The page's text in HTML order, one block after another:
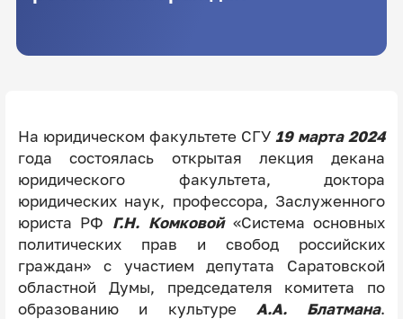
На юридическом факультете СГУ 19 марта 2024
года состоялась открытая лекция декана
юридического факультета, доктора
юридических наук, профессора, Заслуженного
юриста РФ Г.Н. Комковой«Система основных
политических прав и свобод российских
граждан» с участием депутата Саратовской
областной Думы, председателя комитета по
образованию и культуре А.А. Блатмана.